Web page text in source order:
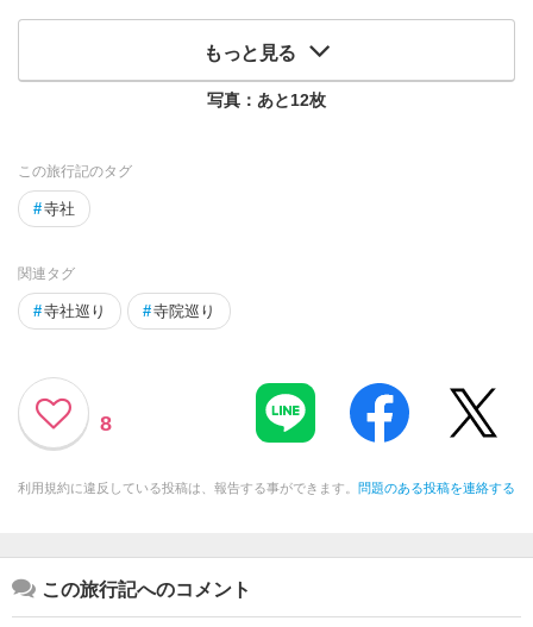
もっと見る
写真：あと12枚
この旅行記のタグ
#寺社
関連タグ
#寺社巡り #寺院巡り
8
利用規約に違反している投稿は、報告する事ができます。 問題のある投稿を連絡する
この旅行記へのコメント